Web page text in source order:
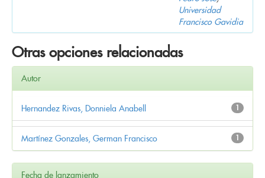
Universidad
Francisco Gavidia
Otras opciones relacionadas
Autor
1
Hernandez Rivas, Donniela Anabell
1
Martínez Gonzales, German Francisco
Fecha de lanzamiento